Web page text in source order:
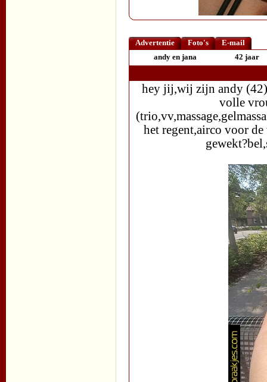
Advertentie Foto's
E-mail
andy en jana
42 jaar
hey jij,wij zijn andy (42)
volle
het regent,airco voor